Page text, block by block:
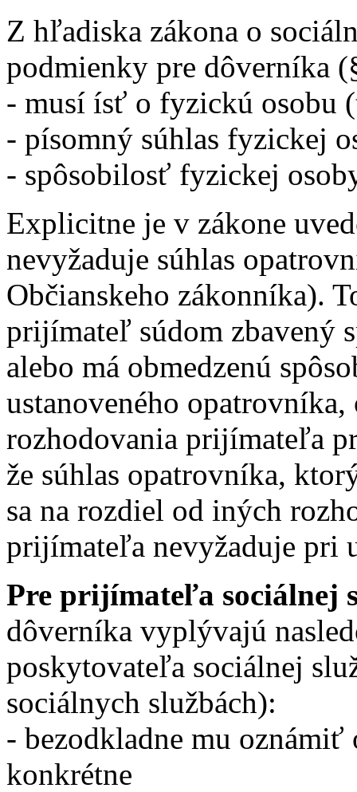
Z hľadiska zákona o
podmienky pre dôverníka
- musí ísť o fyzickú osobu
- písomný súhlas fyzickej
- spôsobilosť fyzickej
Explicitne je v zákone
nevyžaduje súhlas
Občianskeho zákonníka).
prijímateľ súdom zbavený
alebo má obmedzenú
ustanoveného
rozhodovania prijímateľa
že súhlas opatrovníka,
sa na rozdiel od iných
prijímateľa nevyžaduje pri
Pre prijímateľa sociálnej
dôverníka vyplývajú
poskytovateľa sociálnej
sociálnych službách):
- bezodkladne mu oznámiť
konkrétne